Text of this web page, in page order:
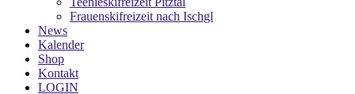
Frauenskifreizeit nach Ischgl
News
Kalender
Shop
Kontakt
LOGIN